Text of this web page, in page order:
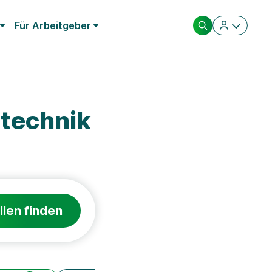
Für Arbeitgeber
finden